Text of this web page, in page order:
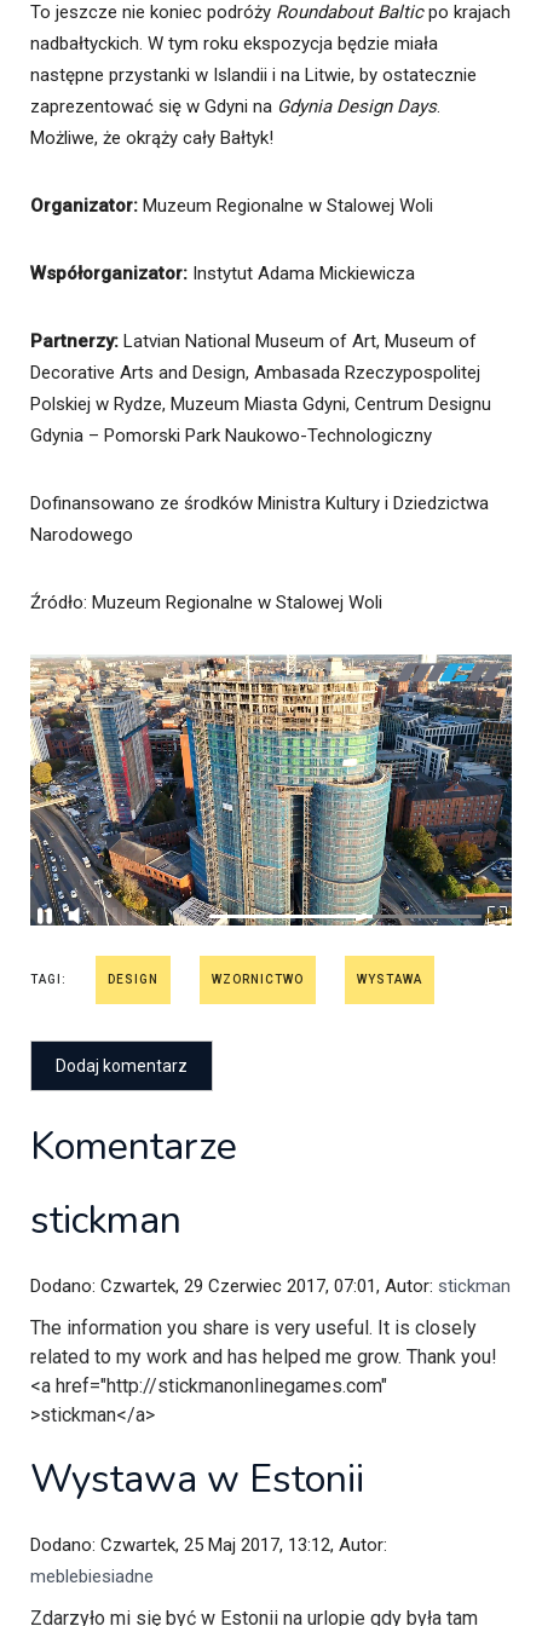
To jeszcze nie koniec podróży Roundabout Balticpo krajach
nadbałtyckich. W tym roku ekspozycja będzie miała
następne przystanki w Islandii i na Litwie, by ostatecznie
zaprezentować się w Gdyni na Gdynia Design Days.
Możliwe, że okrąży cały Bałtyk!
Organizator: Muzeum Regionalne w Stalowej Woli
Współorganizator: Instytut Adama Mickiewicza
Partnerzy: Latvian National Museum of Art, Museum of
Decorative Arts and Design, Ambasada Rzeczypospolitej
Polskiej w Rydze, Muzeum Miasta Gdyni, Centrum Designu
Gdynia – Pomorski Park Naukowo-Technologiczny
Dofinansowano ze środków Ministra Kultury i Dziedzictwa
Narodowego
Źródło: Muzeum Regionalne w Stalowej Woli
TAGI: DESIGN WZORNICTWO WYSTAWA
Komentarze
stickman
Dodano: Czwartek, 29 Czerwiec 2017, 07:01, Autor: stickman
The information you share is very useful. It is closely
related to my work and has helped me grow. Thank you!
<a href="http://stickmanonlinegames.com"
>stickman</a>
Wystawa w Estonii
Dodano: Czwartek, 25 Maj 2017, 13:12, Autor:
meblebiesiadne
Zdarzyło mi się być w Estonii na urlopie gdy była tam